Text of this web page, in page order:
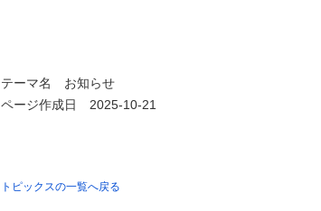
テーマ名 お知らせ
ページ作成日 2025-10-21
トピックスの一覧へ戻る